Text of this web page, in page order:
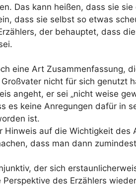
Das kann heißen, dass sie
dass sie selbst so etwas
der behauptet, dass
eine Art Zusammenfassung,
nicht für sich genutzt
angeht, er sei „nicht weise
es keine Anregungen dafür in
ist.
Hinweis auf die Wichtigkeit des
dass man dann
der sich
des Erzählers